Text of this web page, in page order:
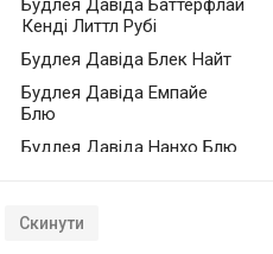
Будлея Давіда Баттерфлай
Кенді Литтл Рубі
Будлея Давіда Блек Найт
Будлея Давіда Емпайе
Блю
Будлея Давіда Нанхо Блю
Будлея Давіда Пінк
Скинути